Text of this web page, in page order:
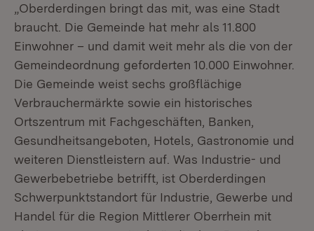
„Oberderdingen bringt das mit, was eine Stadt
braucht. Die Gemeinde hat mehr als 11.800
Einwohner – und damit weit mehr als die von der
Gemeindeordnung geforderten 10.000 Einwohner.
Die Gemeinde weist sechs großflächige
Verbrauchermärkte sowie ein historisches
Ortszentrum mit Fachgeschäften, Banken,
Gesundheitsangeboten, Hotels, Gastronomie und
weiteren Dienstleistern auf. Was Industrie- und
Gewerbebetriebe betrifft, ist Oberderdingen
Schwerpunktstandort für Industrie, Gewerbe und
Handel für die Region Mittlerer Oberrhein mit